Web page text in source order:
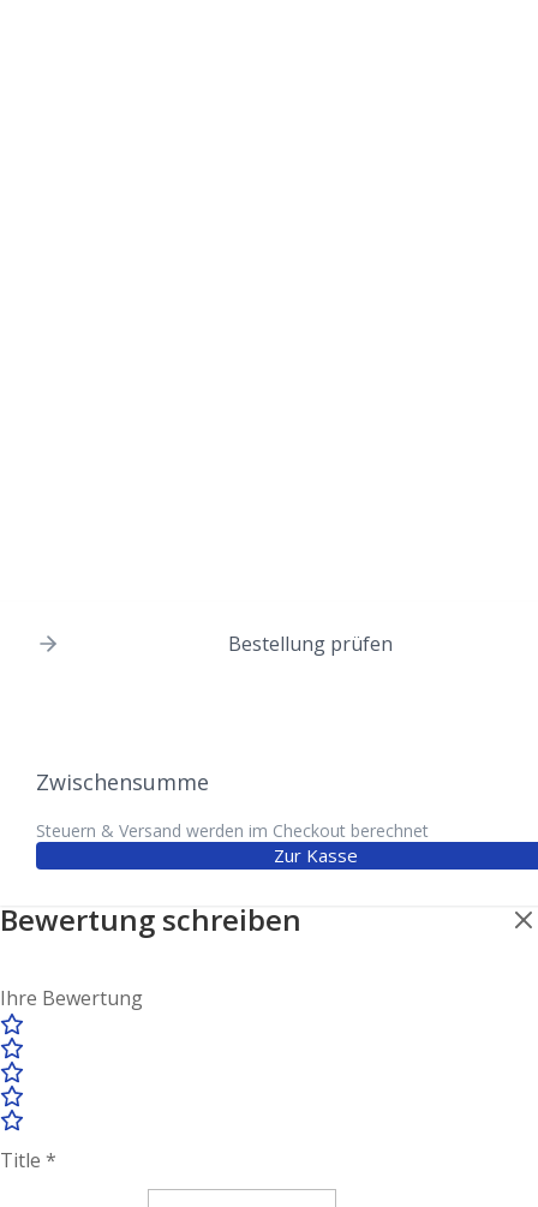
Bestellung prüfen
Zwischensumme
Steuern & Versand werden im Checkout berechnet
Zur Kasse
Bewertung schreiben
Ihre Bewertung
Title *